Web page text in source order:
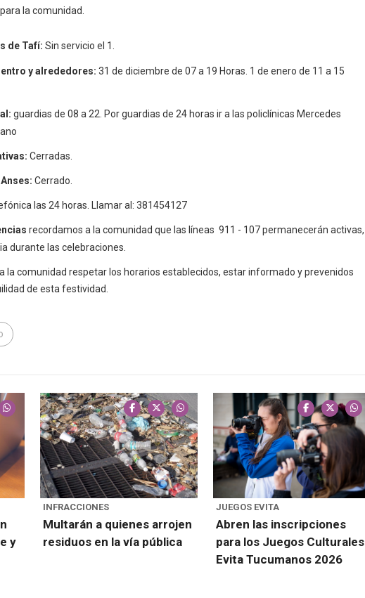
la comunidad.
de Tafí: Sin servicio el 1.
y alrededores: 31 de diciembre de 07 a 19 Horas. 1 de enero de 11 a 15
guardias de 08 a 22. Por guardias de 24 horas ir a las policlínicas Mercedes
Cerradas.
Cerrado.
las 24 horas. Llamar al: 381454127
recordamos a la comunidad que las líneas 911 - 107 permanecerán activas,
durante las celebraciones.
la comunidad respetar los horarios establecidos, estar informado y prevenidos
de esta festividad.
y
INFRACCIONES
Multarán a quienes arrojen
residuos en la vía pública
JUEGOS EVITA
Abren las inscripciones
para los Juegos Culturales
Evita Tucumanos 2026